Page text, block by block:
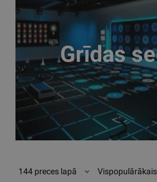
Grīdas
144 preces lapā Vispopulārākais